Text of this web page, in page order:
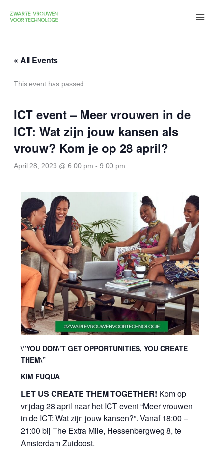
« All Events
This event has passed.
ICT event – Meer vrouwen in de
ICT: Wat zijn jouw kansen als
vrouw? Kom je op 28 april?
April 28, 2023 @ 6:00 pm - 9:00 pm
\”YOU DON\’T GET OPPORTUNITIES, YOU CREATE
THEM\”
KIM FUQUA
LET US CREATE THEM TOGETHER! Kom op
vrijdag 28 april naar het ICT event “Meer vrouwen
in de ICT: Wat zijn jouw kansen?”. Vanaf 18:00 –
21:00 bij The Extra Mile, Hessenbergweg 8, te
Amsterdam Zuidoost.